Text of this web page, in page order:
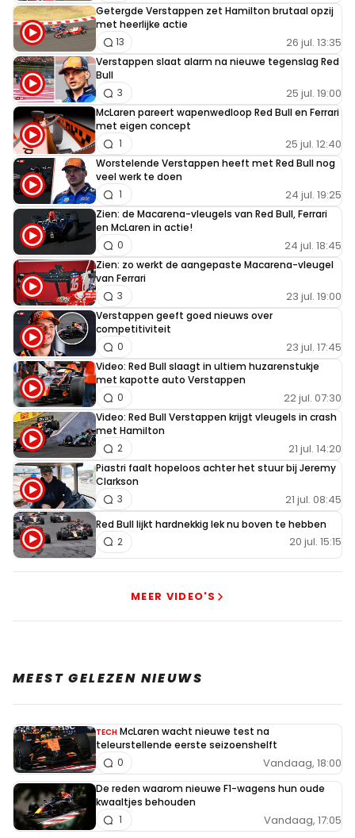
Getergde Verstappen zet Hamilton brutaal opzij
met heerlijke actie
26 jul. 13:35
13
Verstappen slaat alarm na nieuwe tegenslag Red
Bull
25 jul. 19:00
3
McLaren pareert wapenwedloop Red Bull en Ferrari
met eigen concept
25 jul. 12:40
1
Worstelende Verstappen heeft met Red Bull nog
veel werk te doen
24 jul. 19:25
1
Zien: de Macarena-vleugels van Red Bull, Ferrari
en McLaren in actie!
24 jul. 18:45
0
Zien: zo werkt de aangepaste Macarena-vleugel
van Ferrari
23 jul. 19:00
3
Verstappen geeft goed nieuws over
competitiviteit
23 jul. 17:45
0
Video: Red Bull slaagt in ultiem huzarenstukje
met kapotte auto Verstappen
22 jul. 07:30
0
Video: Red Bull Verstappen krijgt vleugels in crash
met Hamilton
21 jul. 14:20
2
Piastri faalt hopeloos achter het stuur bij Jeremy
Clarkson
21 jul. 08:45
3
Red Bull lijkt hardnekkig lek nu boven te hebben
20 jul. 15:15
2
MEER VIDEO'S
MEEST GELEZEN NIEUWS
TECH McLaren wacht nieuwe test na
teleurstellende eerste seizoenshelft
Vandaag, 18:00
0
De reden waarom nieuwe F1-wagens hun oude
kwaaltjes behouden
Vandaag, 17:05
1